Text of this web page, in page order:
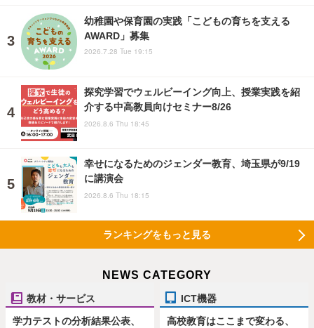
幼稚園や保育園の実践「こどもの育ちを支える
AWARD」募集
2026.7.28 Tue 19:15
探究学習でウェルビーイング向上、授業実践を紹
介する中高教員向けセミナー8/26
2026.8.6 Thu 18:45
幸せになるためのジェンダー教育、埼玉県が9/19
に講演会
2026.8.6 Thu 18:15
ランキングをもっと見る
NEWS CATEGORY
教材・サービス
学力テストの分析結果公表、
ICT機器
高校教育はここまで変わる、